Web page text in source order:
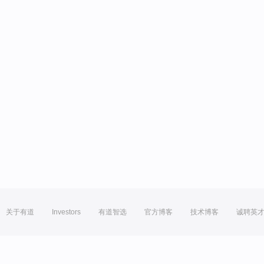
关于有道 Investors 有道智选 官方博客 技术博客 诚聘英才